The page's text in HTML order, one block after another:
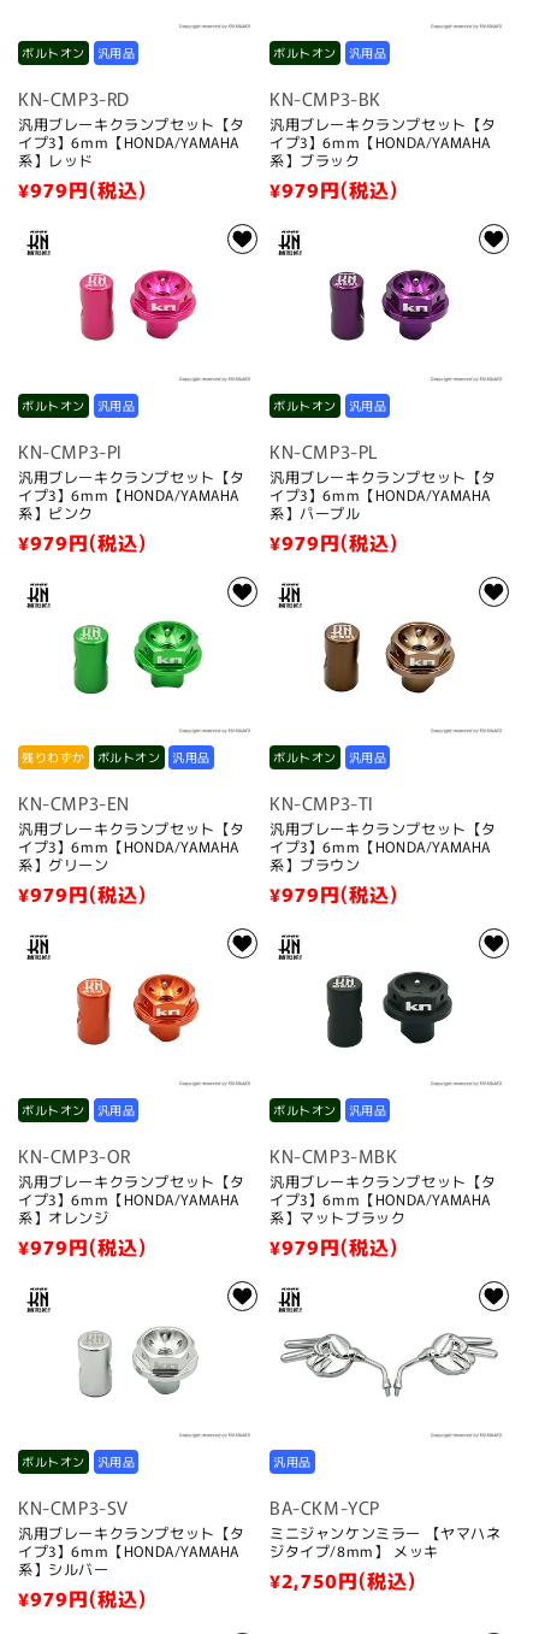
ボルトオン 汎用品
KN-CMP3-RD
汎用ブレーキクランプセット【タ
イプ3】6mm【HONDA/YAMAHA
系】レッド
通
価
¥979円(税込)
ボルトオン 汎用品
KN-CMP3-BK
汎用ブレーキクランプセット【タ
イプ3】6mm【HONDA/YAMAHA
系】ブラック
通
価
¥979円(税込)
ボルトオン 汎用品
KN-CMP3-PI
汎用ブレーキクランプセット【タ
イプ3】6mm【HONDA/YAMAHA
系】ピンク
通
価
¥979円(税込)
ボルトオン 汎用品
KN-CMP3-PL
汎用ブレーキクランプセット【タ
イプ3】6mm【HONDA/YAMAHA
系】パープル
通
価
¥979円(税込)
残りわずか ボルトオン 汎用品
KN-CMP3-EN
汎用ブレーキクランプセット【タ
イプ3】6mm【HONDA/YAMAHA
系】グリーン
通
価
¥979円(税込)
ボルトオン 汎用品
KN-CMP3-TI
汎用ブレーキクランプセット【タ
イプ3】6mm【HONDA/YAMAHA
系】ブラウン
通
価
¥979円(税込)
ボルトオン 汎用品
KN-CMP3-OR
汎用ブレーキクランプセット【タ
イプ3】6mm【HONDA/YAMAHA
系】オレンジ
通
価
¥979円(税込)
ボルトオン 汎用品
KN-CMP3-MBK
汎用ブレーキクランプセット【タ
イプ3】6mm【HONDA/YAMAHA
系】マットブラック
通
価
¥979円(税込)
ボルトオン 汎用品
KN-CMP3-SV
汎用ブレーキクランプセット【タ
イプ3】6mm【HONDA/YAMAHA
系】シルバー
通
¥979円(税込)
汎用品
BA-CKM-YCP
ミニジャンケンミラー 【ヤマハネ
ジタイプ/8mm】 メッキ
通
¥2,750円(税込)